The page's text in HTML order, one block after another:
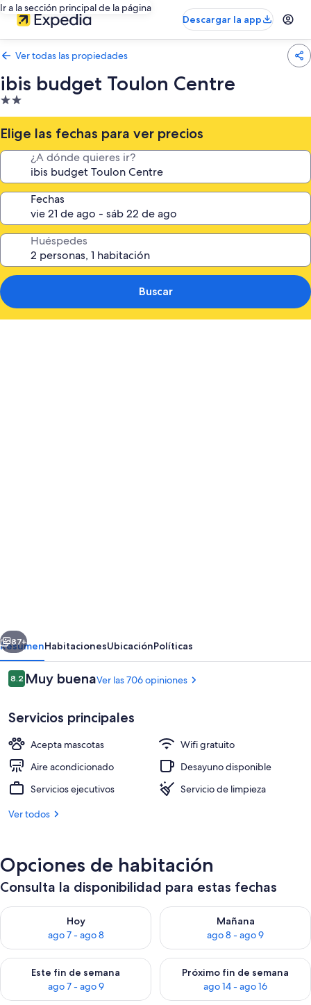
Ir a la sección principal de la página
Descargar la app
Ver todas las propiedades
ibis budget Toulon Centre
Propiedad
de
2.0
estrellas
Elige las fechas para ver precios
¿A dónde quieres ir?
Fechas
Huéspedes
Buscar
Desayuno buffet todos los días (con
Siguiente
87+
ResumenHabitacionesUbicaciónPolíticas
Opiniones
8.28.2 de 10,
Muy buenaVer las 706 opiniones
Servicios principales
Acepta mascotas
Wifi gratuito
Aire acondicionado
Desayuno disponible
Servicios ejecutivos
Servicio de limpieza
Ver todos
Opciones de habitación
Consulta la disponibilidad para estas fechas
Hoy
ago 7 - ago 8
Consulta la disponibilidad para hoy ago 7 - ago 8
Mañana
ago 8 - ago 9
Consulta la disponibilidad
Este fin de semana
ago 7 - ago 9
Consulta la disponibilidad para este fin de semana ago 7 -
Próximo fin de semana
ago 14 - ago 16
Consulta la disponibilidad